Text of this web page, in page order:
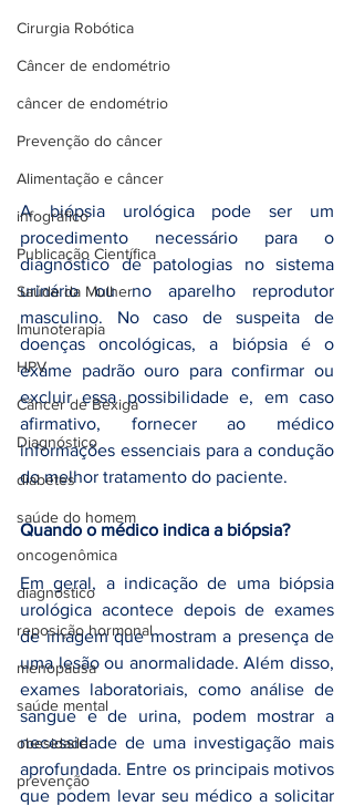
Cirurgia Robótica
Câncer de endométrio
câncer de endométrio
Prevenção do câncer
Alimentação e câncer
infográfico
Publicação Científica
Saúde da Mulher
Imunoterapia
HPV
Câncer de Bexiga
Diagnóstico
diabetes
saúde do homem
oncogenômica
diagnóstico
reposição hormonal
menopausa
saúde mental
obesidade
prevenção
A biópsia urológica pode ser um
procedimento necessário para o
diagnóstico de patologias no sistema
urinário ou no aparelho reprodutor
masculino. No caso de suspeita de
doenças oncológicas, a biópsia é o
exame padrão ouro para confirmar ou
excluir essa possibilidade e, em caso
afirmativo, fornecer ao médico
informações essenciais para a condução
do melhor tratamento do paciente.
Quando o médico indica a biópsia?
Em geral, a indicação de uma biópsia
urológica acontece depois de exames
de imagem que mostram a presença de
uma lesão ou anormalidade. Além disso,
exames laboratoriais, como análise de
sangue e de urina, podem mostrar a
necessidade de uma investigação mais
aprofundada. Entre os principais motivos
que podem levar seu médico a solicitar